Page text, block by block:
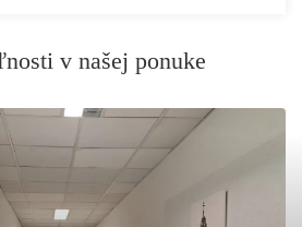
v našej ponuke